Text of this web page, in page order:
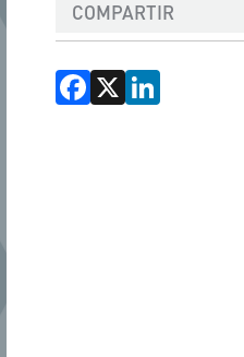
COMPARTIR
Facebook
X